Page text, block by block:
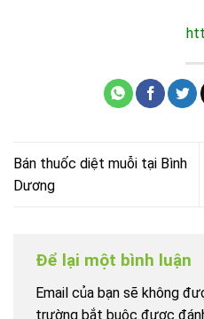
Bán thuốc diệt muỗi tại Bình
Dương
Để lại một bình luận
Email của bạn sẽ không
trường bắt buộc được